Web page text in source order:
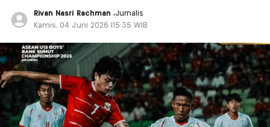
Rivan Nasri Rachman ,Jurnalis
Kamis, 04 Juni 2026 |15:35 WIB